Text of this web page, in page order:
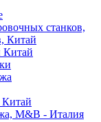
станков,
Китай
Китай
M&B - Италия